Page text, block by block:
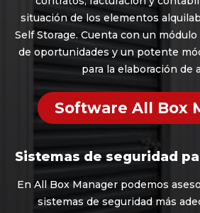
situación de los elementos
Self Storage. Cuenta con un
de oportunidades y un potente
para la elaboración de
Software All Box
Sistemas de seguridad
En All Box Manager podemos
sistemas de seguridad más